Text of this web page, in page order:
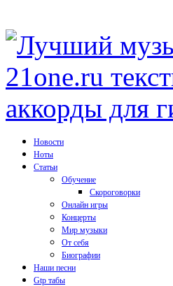
Новости
Ноты
Статьи
Обучение
Скороговорки
Онлайн игры
Концерты
Мир музыки
От себя
Биографии
Наши песни
Gtp табы